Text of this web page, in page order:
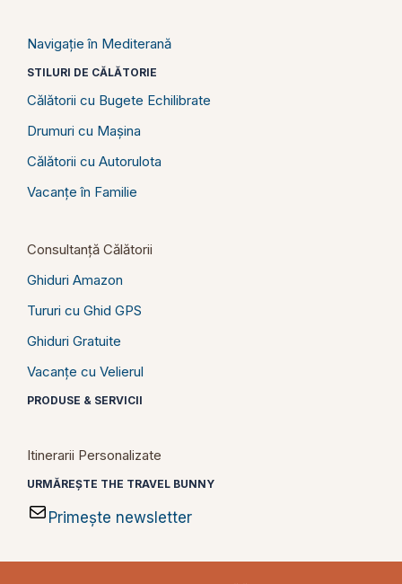
Navigație în Mediterană
STILURI DE CĂLĂTORIE
Călătorii cu Bugete Echilibrate
Drumuri cu Mașina
Călătorii cu Autorulota
Vacanțe în Familie
Consultanță Călătorii
Ghiduri Amazon
Tururi cu Ghid GPS
Ghiduri Gratuite
Vacanțe cu Velierul
PRODUSE & SERVICII
Itinerarii Personalizate
URMĂREȘTE THE TRAVEL BUNNY
Primește newsletter